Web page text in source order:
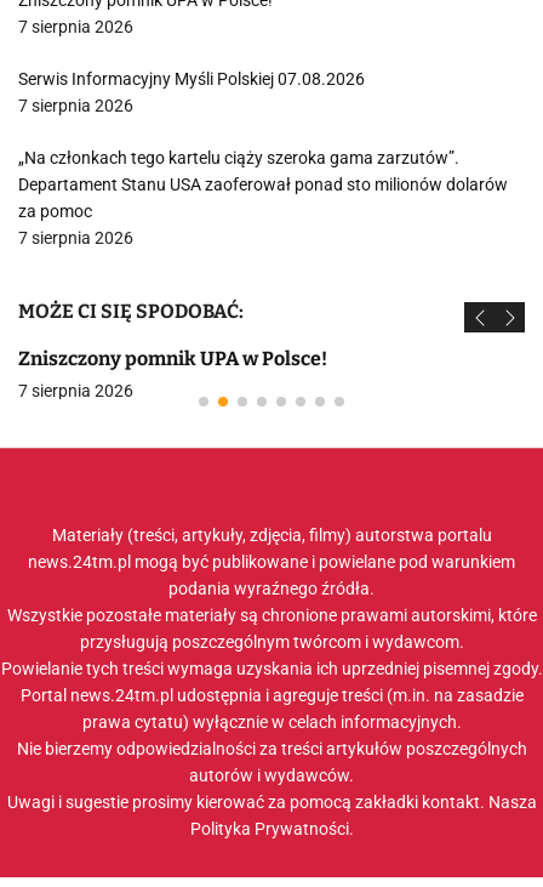
7 sierpnia 2026
Serwis Informacyjny Myśli Polskiej 07.08.2026
7 sierpnia 2026
„Na członkach tego kartelu ciąży szeroka gama zarzutów”.
Departament Stanu USA zaoferował ponad sto milionów dolarów
za pomoc
7 sierpnia 2026
MOŻE CI SIĘ SPODOBAĆ:
Zniszczony pomnik UPA w Polsce!
7 sierpnia 2026
Materiały (treści, artykuły, zdjęcia, filmy) autorstwa portalu
news.24tm.pl mogą być publikowane i powielane pod warunkiem
podania wyraźnego źródła.
Wszystkie pozostałe materiały są chronione prawami autorskimi, które
przysługują poszczególnym twórcom i wydawcom.
Powielanie tych treści wymaga uzyskania ich uprzedniej pisemnej zgody.
Portal news.24tm.pl udostępnia i agreguje treści (m.in. na zasadzie
prawa cytatu) wyłącznie w celach informacyjnych.
Nie bierzemy odpowiedzialności za treści artykułów poszczególnych
autorów i wydawców.
Uwagi i sugestie prosimy kierować za pomocą zakładki kontakt. Nasza
Polityka Prywatności.